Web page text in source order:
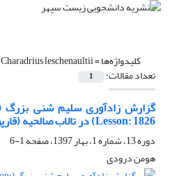
کلیدواژه‌ها =Charadrius leschenaultii
تعداد مقالات: 1
Lesson: 1826) در تالاب صالحیه (قارپوزآباد) نظر آباد
دوره 13، شماره 1، بهار 1397، صفحه
1-6
هومن درودی